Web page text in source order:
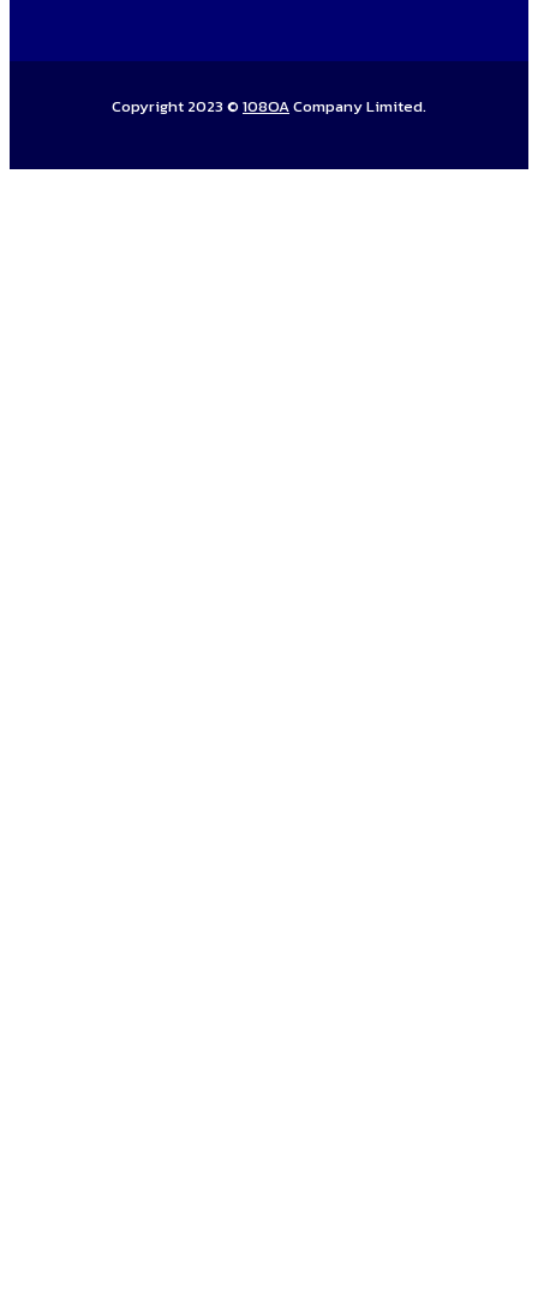
Copyright 2023 © 108OACompany Limited.